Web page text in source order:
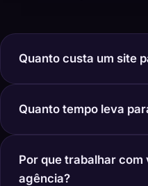
Quanto custa um site
Quanto tempo leva
Por que trabalhar com
agência?